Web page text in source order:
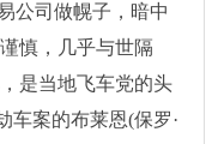
公司做幌子，暗中
慎，几乎与世隔
是当地飞车党的头
车案的布莱恩(保罗·